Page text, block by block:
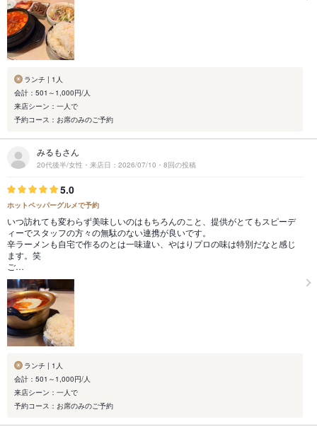
ランチ | 1人
会計：501～1,000円/人
来店シーン：一人で
予約コース：お席のみのご予約
みるもさん
20代後半/女性・来店日：2026/07/10・8回の投稿
5.0
ホットペッパーグルメで予約
いつ訪れても変わらず美味しいのはもちろんのこと、提供がとてもスピーデ
ィーでスタッフの方々の無駄のない連携が良いです。
辛ラーメンも自宅で作るのとは一味違い、やはりプロの味は特別だなと感じ
ます。笑
ご…
ランチ | 1人
会計：501～1,000円/人
来店シーン：一人で
予約コース：お席のみのご予約